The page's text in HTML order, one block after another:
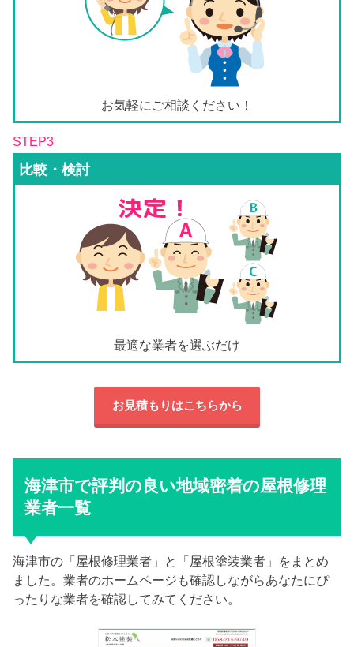
お気軽にご相談ください！
STEP3
比較・検討
最適な業者を選ぶだけ
お見積もりはこちらから
海津市で評判の良い地域密着の屋根修理
業者一覧
海津市の「屋根修理業者」と「屋根塗装業者」をまとめ
ました。業者のホームページも確認しながらあなたにぴ
ったりな業者を確認してみてください。